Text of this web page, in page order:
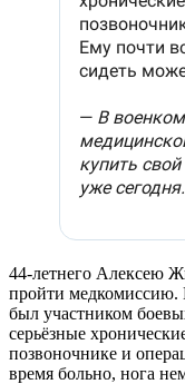
44-летнего Алексею
пройти
был участником
серьёзные
позвоночнике и
время больно, нога